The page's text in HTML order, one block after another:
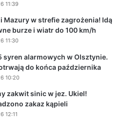
11:39
Mazury w strefie zagrożenia! Idą
burze i wiatr do 100 km/h
11:30
syren alarmowych w Olsztynie.
do końca października
10:20
zakwit sinic w jez. Ukiel!
zakaz kąpieli
12:11